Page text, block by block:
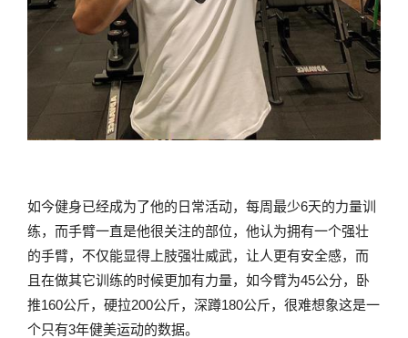
如今健身已经成为了他的日常活动，每周最少6天的力量训
练，而手臂一直是他很关注的部位，他认为拥有一个强壮
的手臂，不仅能显得上肢强壮威武，让人更有安全感，而
且在做其它训练的时候更加有力量，如今臂为45公分，卧
推160公斤，硬拉200公斤，深蹲180公斤，很难想象这是一
个只有3年健美运动的数据。